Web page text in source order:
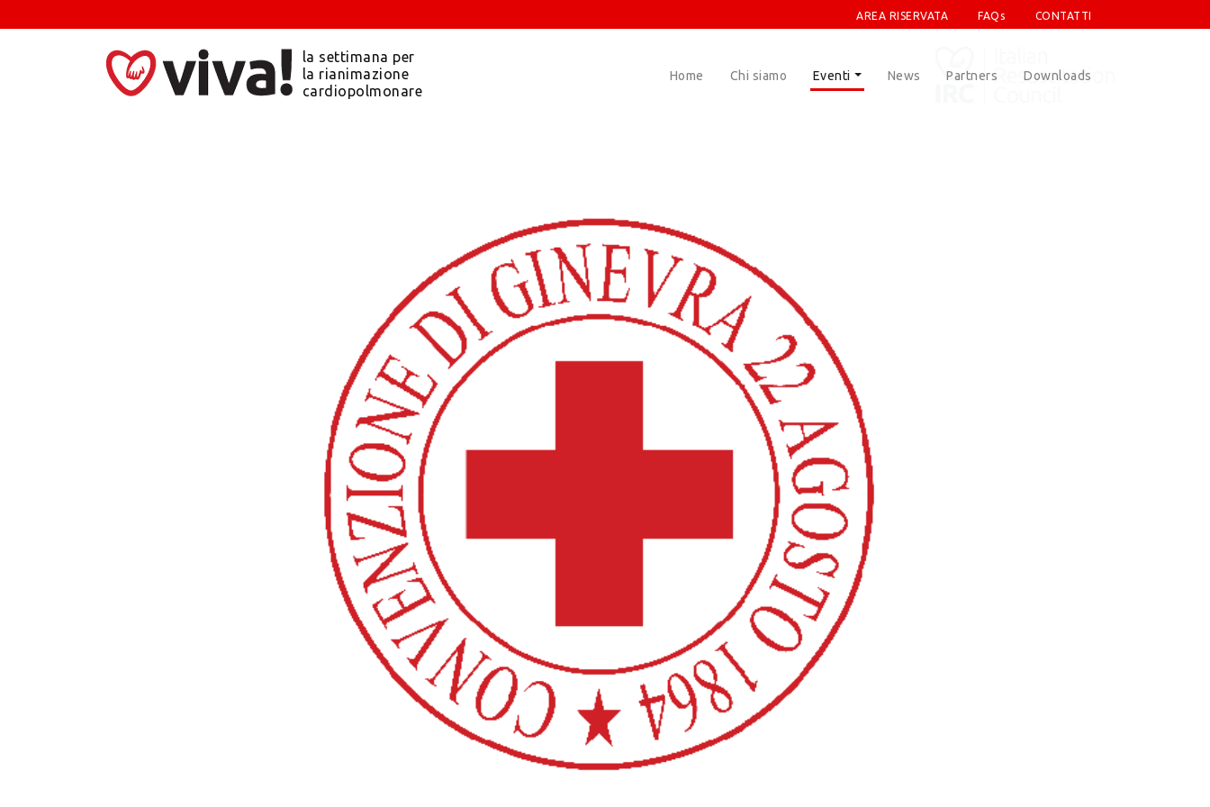
AREA RISERVATA FAQs CONTATTI
la settimana per
la rianimazione
cardiopolmonare
Home Chi siamo Eventi News Partners Downloads